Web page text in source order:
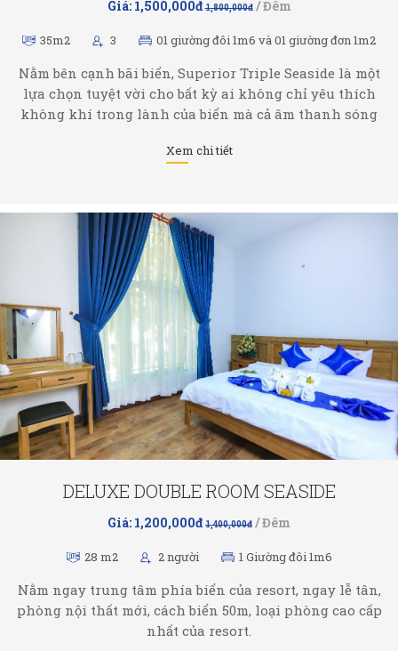
Giá: 1,500,000đ1,800,000đ/ Đêm
35m2 3 01 giường đôi 1m6 và 01 giường đơn 1m2
Nằm bên cạnh bãi biển, Superior Triple Seaside là một
lựa chọn tuyệt vời cho bất kỳ ai không chỉ yêu thích
không khí trong lành của biển mà cả âm thanh sóng
Xem chi tiết
DELUXE DOUBLE ROOM SEASIDE
Giá: 1,200,000đ1,400,000đ / Đêm
28 m2 2 người 1 Giường đôi 1m6
Nằm ngay trung tâm phía biển của resort, ngay lễ tân,
phòng nội thất mới, cách biển 50m, loại phòng cao cấp
nhất của resort.